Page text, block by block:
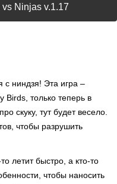
Ninjas v.1.17
ниндзя! Эта игра –
Birds, только теперь в
скуку, тут будет весело.
чтобы разрушить
летит быстро, а кто-то
чтобы наносить